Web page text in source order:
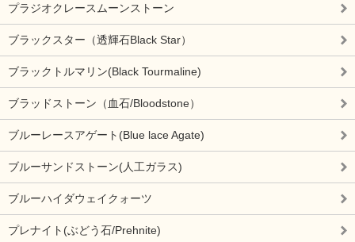
プラジオクレースムーンストーン
ブラックスター（透輝石Black Star）
ブラックトルマリン(Black Tourmaline)
ブラッドストーン（血石/Bloodstone）
ブルーレースアゲート(Blue lace Agate)
ブルーサンドストーン(人工ガラス)
ブルーハイダウェイクォーツ
プレナイト(ぶどう石/Prehnite)